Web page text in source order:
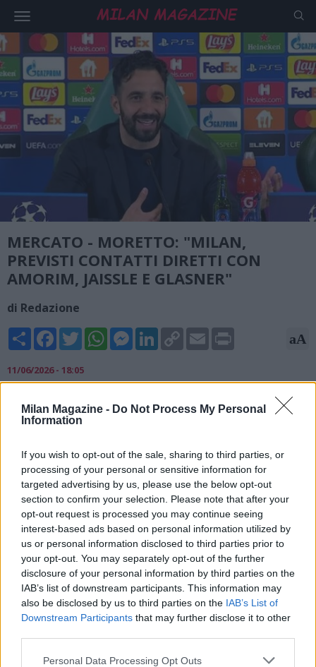
Milan Magazine - Do Not Process My Personal
Information
If you wish to opt-out of the sale, sharing to third parties, or
processing of your personal or sensitive information for
targeted advertising by us, please use the below opt-out
section to confirm your selection. Please note that after your
opt-out request is processed you may continue seeing
interest-based ads based on personal information utilized by
us or personal information disclosed to third parties prior to
your opt-out. You may separately opt-out of the further
disclosure of your personal information by third parties on the
IAB’s list of downstream participants. This information may
also be disclosed by us to third parties on the IAB’s List of
Downstream Participants that may further disclose it to other
Personal Data Processing Opt Outs
MERCATO - MORETTO: "MILAN,
PREVISTI CONTATTI DIRETTI CON
AMORIM, JAISSLE E GLASNER"
di Redazione
Share FacebookTwitterWhatsAppMessengerLinkedInCopy
Link
Email aA
11/06/2026 - 18:05
Matteo Moretto, esperto di mercato, rivela su X: "Milan,
casting allenatore. Nelle prossime ore sono previsti dei
accelerare sulla scelta finale. L’ex Crystal Palace perde
leggermente quota nelle preferenze".